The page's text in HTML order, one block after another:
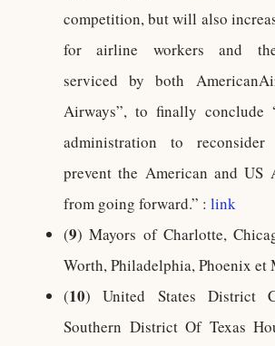
competition, but will also
for airline workers and the
serviced by both
Airways”, to finally conclude
administration to
prevent the American and US
from going forward.” : link
(9) Mayors of Charlotte,
Worth, Philadelphia, Phoenix et
(10) United States District
Southern District Of Texas